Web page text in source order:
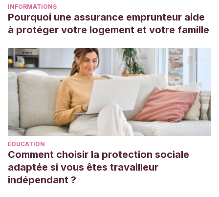
INFORMATIONS
Pourquoi une assurance emprunteur aide
à protéger votre logement et votre famille
ÉDUCATION
Comment choisir la protection sociale
adaptée si vous êtes travailleur
indépendant ?